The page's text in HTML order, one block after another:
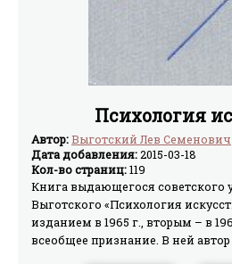
Психология
Автор:Выготский Лев Семенович
Дата добавления:2015-03-18
Кол-во страниц:119
Книга выдающегося советского
Выготского «Психология
изданием в 1965 г., вторым – в
всеобщее признание. В ней